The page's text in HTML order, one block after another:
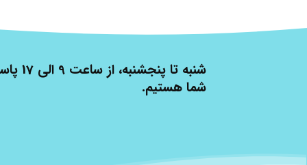
شنبه تا
شما هستیم.